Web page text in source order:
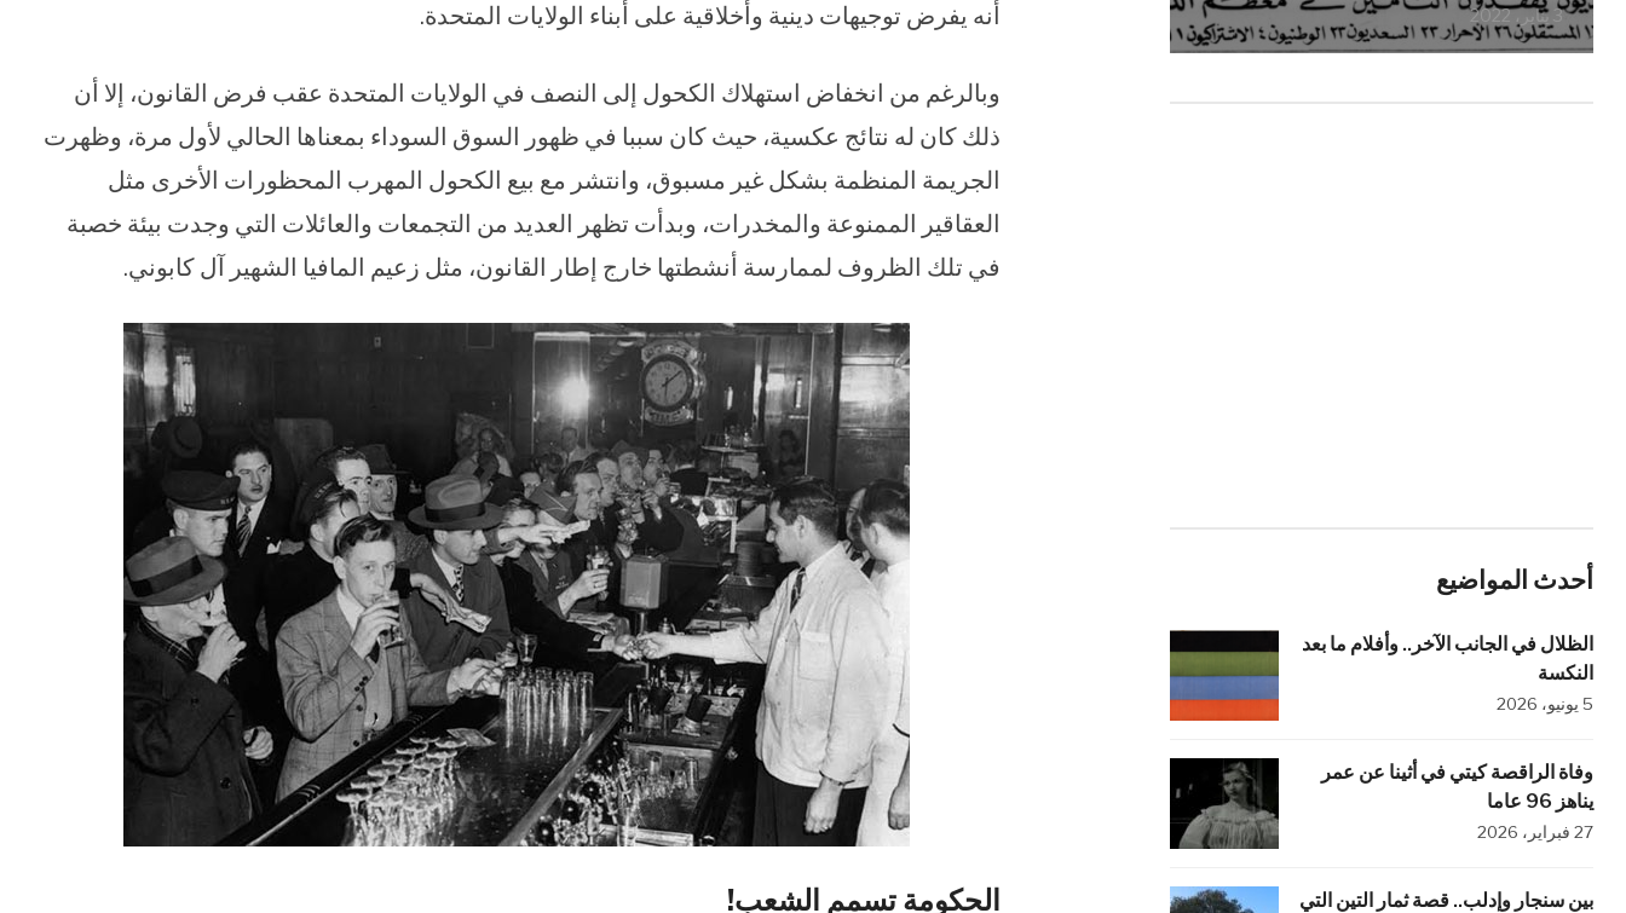
أنه يفرض توجيهات دينية وأخلاقية على أبناء الولايات المتحدة.
وبالرغم من انخفاض استهلاك الكحول إلى النصف في الولايات المتحدة عقب فرض القانون، إلا أن
ذلك كان له نتائج عكسية، حيث كان سببا في ظهور السوق السوداء بمعناها الحالي لأول مرة، وظهرت
الجريمة المنظمة بشكل غير مسبوق، وانتشر مع بيع الكحول المهرب المحظورات الأخرى مثل
العقاقير الممنوعة والمخدرات، وبدأت تظهر العديد من التجمعات والعائلات التي وجدت بيئة خصبة
في تلك الظروف لممارسة أنشطتها خارج إطار القانون، مثل زعيم المافيا الشهير آل كابوني.
الحكومة تسمم الشعب!
3 يناير، 2022
أحدث المواضيع
الظلال في الجانب الآخر.. وأفلام ما بعد
النكسة
5 يونيو، 2026
وفاة الراقصة كيتي في أثينا عن عمر
يناهز 96 عاما
27 فبراير، 2026
بين سنجار وإدلب.. قصة ثمار التين التي